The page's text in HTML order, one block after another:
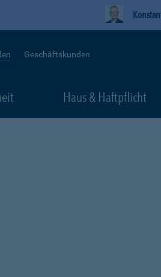
Geschäftskunden
Haus & Haftpflicht